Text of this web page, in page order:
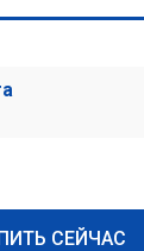
СЕЙЧАС